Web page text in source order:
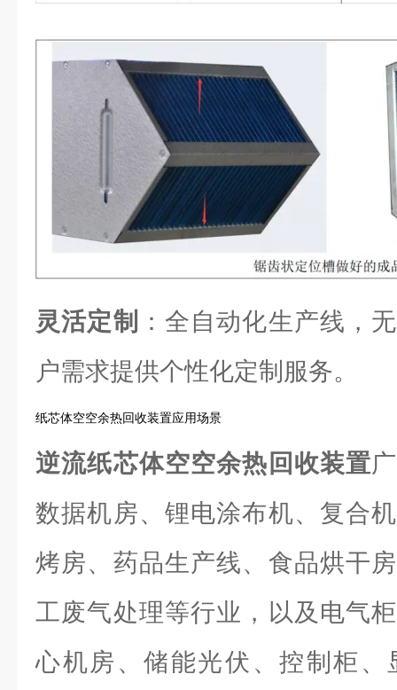
灵活定制
：全自动化生产线，
户需求提供个性化定制服务。
纸芯体空空余热回收装置应用场景
逆流纸芯体空空余热回收装置
数据机房、锂电涂布机、复合
烤房、药品生产线、食品烘干
工废气处理等行业，以及电气
心机房、储能光伏、控制柜、